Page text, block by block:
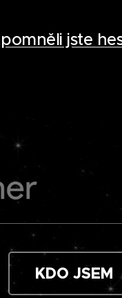
jste
KDO JSEM